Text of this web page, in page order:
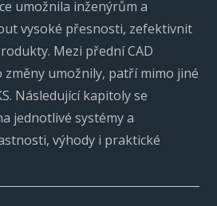
umožnila inženýrům a
vysoké přesnosti, zefektivnit
Mezi přední CAD
umožnily, patří mimo jiné
Následující kapitoly se
jednotlivé systémy a
výhody i praktické